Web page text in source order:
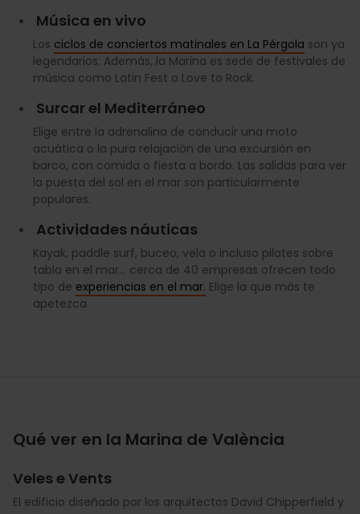
Música en vivo
Los ciclos de conciertos matinales en La Pérgola son ya
legendarios. Además, la Marina es sede de festivales de
música como Latin Fest o Love to Rock.
Surcar el Mediterráneo
Elige entre la adrenalina de conducir una moto
acuática o la pura relajación de una excursión en
barco, con comida o fiesta a bordo. Las salidas para ver
la puesta del sol en el mar son particularmente
populares.
Actividades náuticas
Kayak, paddle surf, buceo, vela o incluso pilates sobre
tabla en el mar... cerca de 40 empresas ofrecen todo
tipo de experiencias en el mar. Elige la que más te
apetezca.
Qué ver en la Marina de València
Veles e Vents
El edificio diseñado por los arquitectos David Chipperfield y